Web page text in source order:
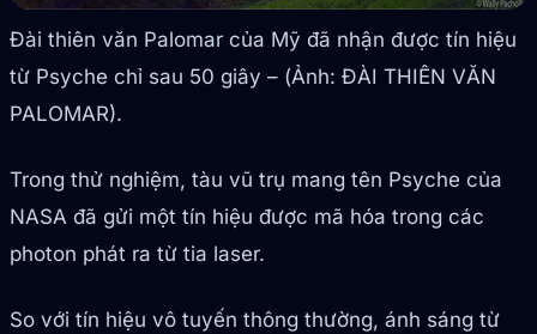
Đài thiên văn Palomar của Mỹ đã nhận được tín hiệu
từ Psyche chỉ sau 50 giây – (Ảnh: ĐÀI THIÊN VĂN
PALOMAR).
Trong thử nghiệm, tàu vũ trụ mang tên Psyche của
NASA đã gửi một tín hiệu được mã hóa trong các
photon phát ra từ tia laser.
So với tín hiệu vô tuyến thông thường, ánh sáng từ